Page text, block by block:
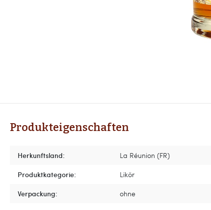
Produkteigenschaften
Herkunftsland:
La Réunion (FR)
Produktkategorie:
Likör
Verpackung:
ohne